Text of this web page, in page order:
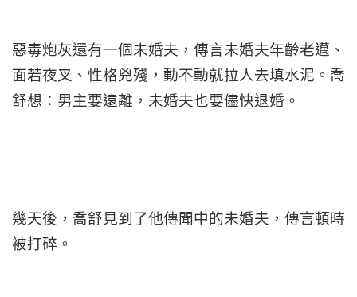
惡毒炮灰還有一個未婚夫，傳言未婚夫年齡老邁、
面若夜叉、性格兇殘，動不動就拉人去填水泥。喬
舒想：男主要遠離，未婚夫也要儘快退婚。
幾天後，喬舒見到了他傳聞中的未婚夫，傳言頓時
被打碎。